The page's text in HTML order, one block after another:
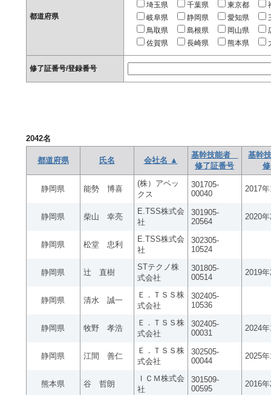
都道府県
埼玉県
千葉県 東京都
岐阜県
静岡県 愛知県
鳥取県
島根県 岡山県
佐賀県
長崎県 熊本県
修了証番号/登録番号
2042名
都道府県 氏名 会社名 ▲
基幹技能者
修了証番号
基幹
静岡県 能勢 博喜
(株）アペッ
クス
301705-
00040
2017
静岡県 柴山 幸亮
E.TSS株式会
社
301905-
20564
2020
静岡県 松堂 忠利
E.TSS株式会
社
302305-
10524
静岡県 辻 直樹
STテクノ株
式会社
301805-
00514
2019
静岡県 清水 誠一
Ｅ．ＴＳＳ株
式会社
302405-
10536
静岡県 牧野 孝浩
Ｅ．ＴＳＳ株
式会社
302405-
00031
2024
静岡県 江間 善仁
Ｅ．ＴＳＳ株
式会社
302505-
00044
2025
熊本県 谷 哲朗
ＩＣＭ株式会
社
301509-
00595
2016